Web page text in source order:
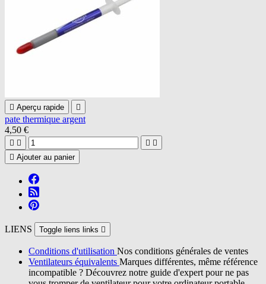
 Aperçu rapide 
pate thermique argent
4,50 €
   
 Ajouter au panier
LIENS Toggle liens links 
Conditions d'utilisation Nos conditions générales de ventes
Ventilateurs équivalents Marques différentes, même référence
incompatible ? Découvrez notre guide d'expert pour ne pas